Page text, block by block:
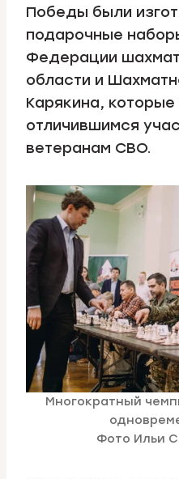
Победы были
подарочные
Федерации
области и
Карякина,
отличившимся
ветеранам СВО.
Многократный
Фото Ильи